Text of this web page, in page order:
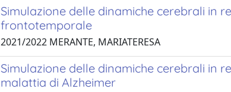
Simulazione delle dinamiche cerebrali in
frontotemporale
2021/2022 MERANTE, MARIATERESA
Simulazione delle dinamiche cerebrali in
malattia di Alzheimer